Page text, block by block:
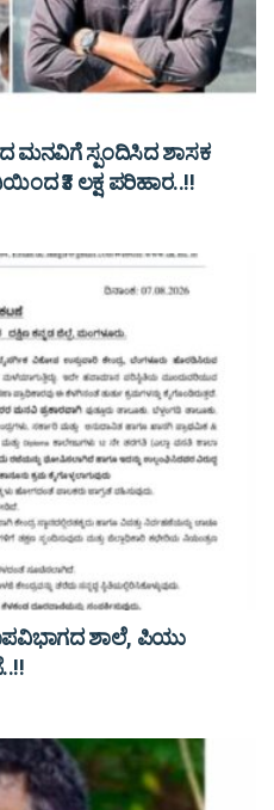
ಮನವಿಗೆ ಸ್ಪಂದಿಸಿದ ಶಾಸಕ
₹3 ಲಕ್ಷ ಪರಿಹಾರ..!!
ಶಾಲೆ, ಪಿಯು